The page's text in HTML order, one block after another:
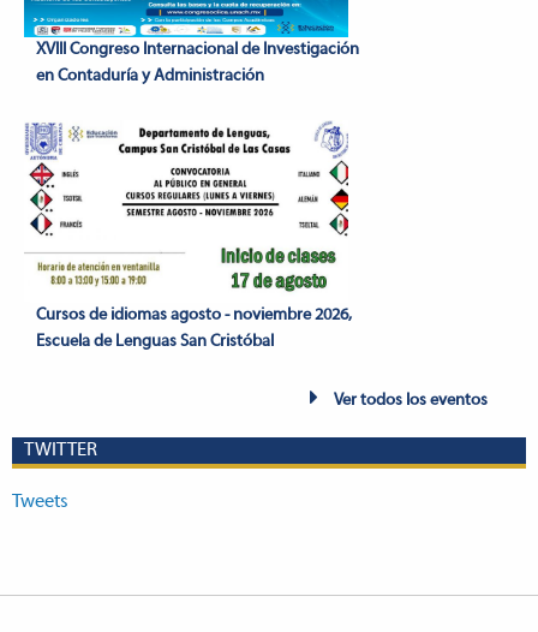
XVIII Congreso Internacional de Investigación
en Contaduría y Administración
Cursos de idiomas agosto - noviembre 2026,
Escuela de Lenguas San Cristóbal
Ver todos los eventos
TWITTER
Tweets